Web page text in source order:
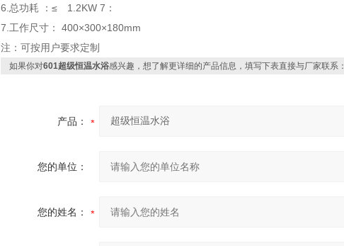
6.总功耗 ：≤ 1.2KW 7：
7.工作尺寸： 400×300×180mm
注：可按用户要求定制
如果你对601超级恒温水浴感兴趣，想了解更详细的产品信息，填写下表直接与厂家联系：
产品：
您的单位：
您的姓名：